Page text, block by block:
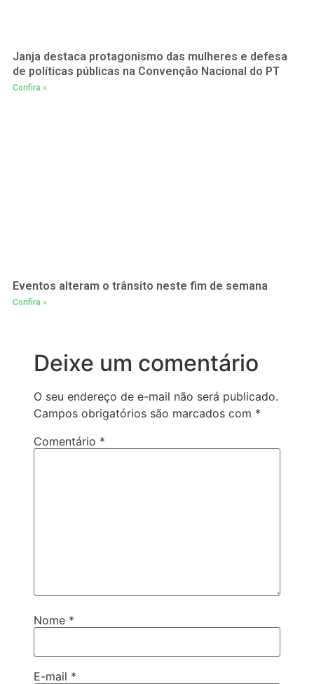
Janja destaca protagonismo das mulheres e defesa
de políticas públicas na Convenção Nacional do PT
Confira »
Eventos alteram o trânsito neste fim de semana
Confira »
Deixe um comentário
O seu endereço de e-mail não será publicado.
Campos obrigatórios são marcados com *
Comentário *
Nome *
E-mail *